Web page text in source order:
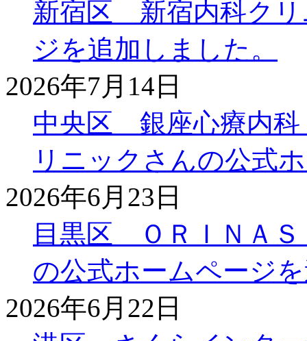
新宿区 新宿内科クリ
ジを追加しました。
2026年7月14日
中央区 銀座心療内科
リニックさんの公式
2026年6月23日
目黒区 ＯＲＩＮＡ
の公式ホームページ
2026年6月22日